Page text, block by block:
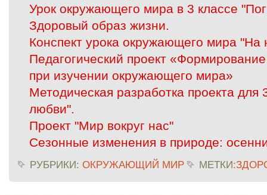
Урок окружающего мира в 3 классе
Здоровый образ жизни.
Конспект урока окружающего мира "На
Педагогический проект
при изучении окружающего мира»
Методическая разработка проекта для
любви".
Проект "Мир вокруг нас"
Сезонные изменения в природе:
РУБРИКИ: ОКРУЖАЮЩИЙ МИР МЕТКИ: